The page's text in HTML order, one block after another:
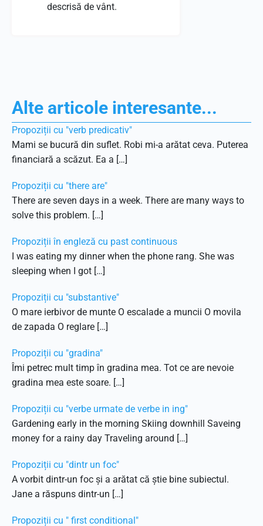
descrisă de vânt.
Alte articole interesante...
Propoziții cu "verb predicativ"
Mami se bucură din suflet. Robi mi-a arătat ceva. Puterea
financiară a scăzut. Ea a […]
Propoziții cu "there are"
There are seven days in a week. There are many ways to
solve this problem. […]
Propoziții în engleză cu past continuous
I was eating my dinner when the phone rang. She was
sleeping when I got […]
Propoziții cu "substantive"
O mare ierbivor de munte O escalade a muncii O movila
de zapada O reglare […]
Propoziții cu "gradina"
Îmi petrec mult timp în gradina mea. Tot ce are nevoie
gradina mea este soare. […]
Propoziții cu "verbe urmate de verbe in ing"
Gardening early in the morning Skiing downhill Saveing
money for a rainy day Traveling around […]
Propoziții cu "dintr un foc"
A vorbit dintr-un foc și a arătat că știe bine subiectul.
Jane a răspuns dintr-un […]
Propoziții cu " first conditional"